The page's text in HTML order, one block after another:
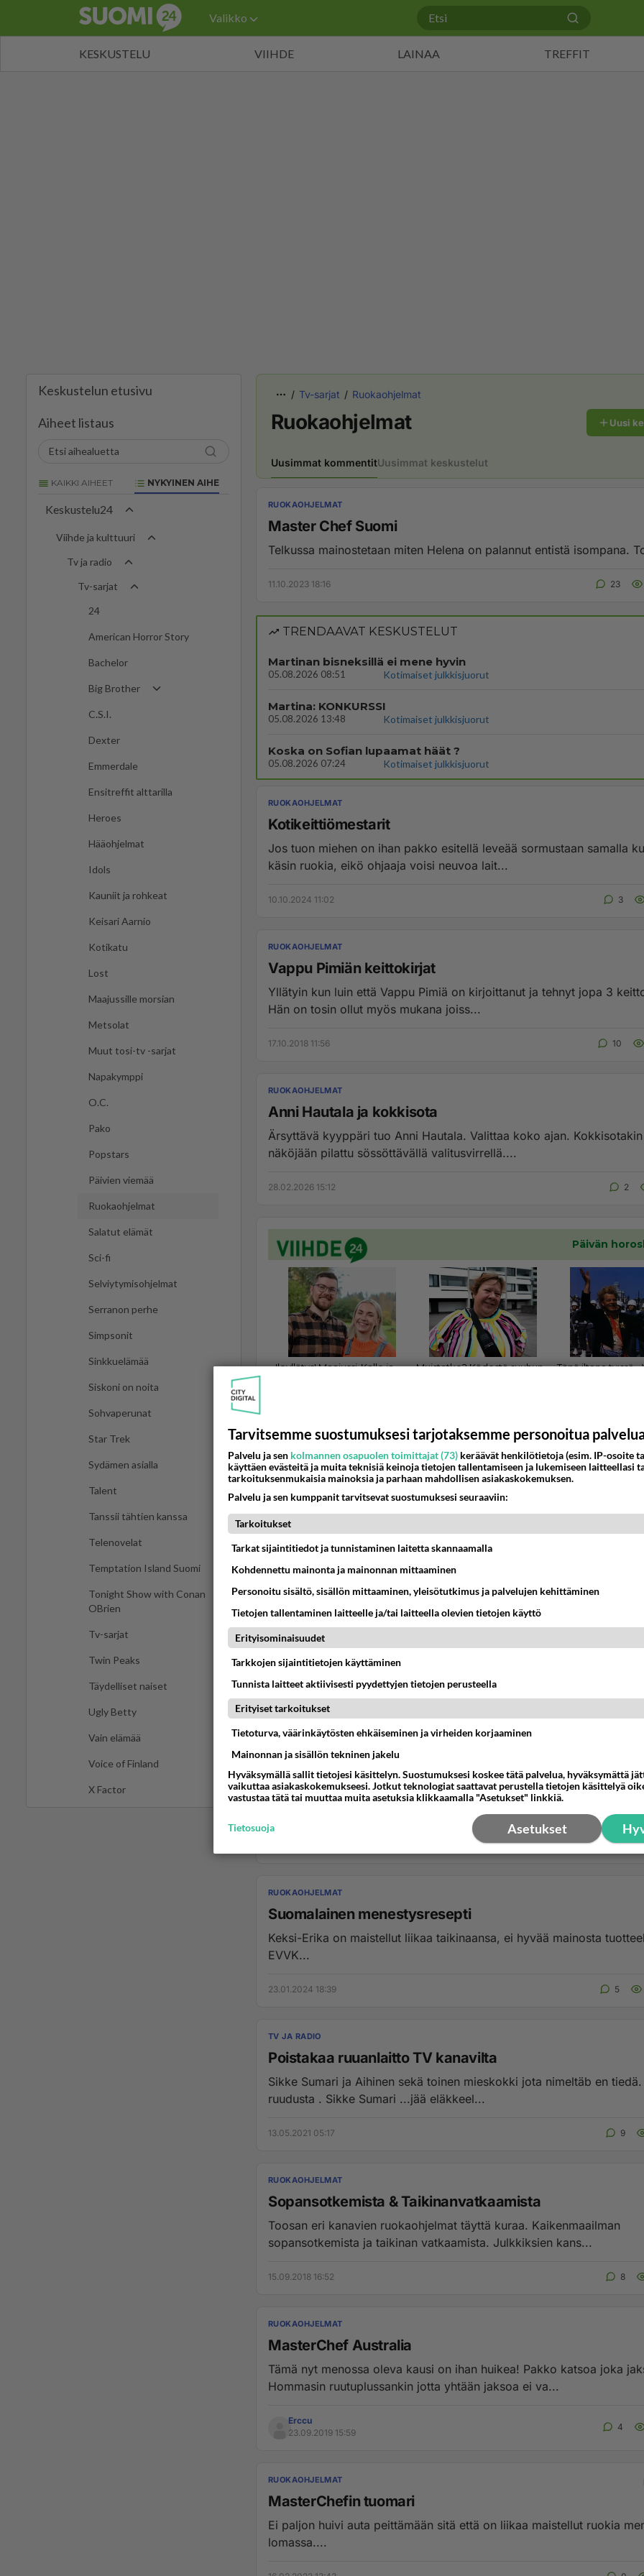
Valikko
KESKUSTELU VIIHDE LAINAA TREFFIT
Keskustelun etusivu
Aiheet listaus
KAIKKI AIHEET NYKYINEN AIHE
Keskustelu24
Viihde ja kulttuuri
Tv ja radio
Tv-sarjat
24
American Horror Story
Bachelor
Big Brother
C.S.I.
Dexter
Emmerdale
Ensitreffit alttarilla
Heroes
Hääohjelmat
Idols
Kauniit ja rohkeat
Keisari Aarnio
Kotikatu
Lost
Maajussille morsian
Metsolat
Muut tosi-tv -sarjat
Napakymppi
O.C.
Pako
Popstars
Päivien viemää
Ruokaohjelmat
Salatut elämät
Sci-fi
Selviytymisohjelmat
Serranon perhe
Simpsonit
Sinkkuelämää
Siskoni on noita
Sohvaperunat
Star Trek
Sydämen asialla
Talent
Tanssii tähtien kanssa
Telenovelat
Temptation Island Suomi
Tonight Show with Conan
OBrien
Tv-sarjat
Twin Peaks
Täydelliset naiset
Ugly Betty
Vain elämää
Voice of Finland
X Factor
Tv-sarjat Ruokaohjelmat
Ruokaohjelmat Uusi
Uusimmat kommentitUusimmat keskustelut
RUOKAOHJELMAT
Master Chef Suomi
Telkussa
11.10.2023 18:16 23
TRENDAAVAT KESKUSTELUT
Martinan bisneksillä ei mene hyvin
05.08.2026 08:51 Kotimaiset julkkisjuorut
Martina: KONKURSSI
05.08.2026 13:48 Kotimaiset julkkisjuorut
Koska on Sofian lupaamat häät ?
05.08.2026 07:24 Kotimaiset julkkisjuorut
RUOKAOHJELMAT
Kotikeittiömestarit
Jos tuon miehen on ihan pakko esitellä leveää sormustaan samalla
käsin ruokia, eikö ohjaaja voisi neuvoa lait...
10.10.2024 11:02 3
RUOKAOHJELMAT
Vappu Pimiän keittokirjat
Yllätyin kun luin että Vappu Pimiä on kirjoittanut ja tehnyt jopa 3
Hän on tosin ollut myös mukana joiss...
17.10.2018 11:56 10
RUOKAOHJELMAT
Anni Hautala ja kokkisota
Ärsyttävä kyyppäri tuo Anni Hautala. Valittaa koko ajan.
näköjään pilattu sössöttävällä valitusvirrellä....
28.02.2026 15:12 2
RUOKAOHJELMAT
Oikea ruokaohjelma
Koskas tulisi sellainen ruokaohjelma, missä oiekasti kerrottaisiin ja
miten oikeasti sitä ruokaa tehdään r...
11.05.2021 15:55
RUOKAOHJELMAT
Suomalainen menestysresepti
Keksi-Erika on maistellut liikaa taikinaansa, ei hyvää mainosta
EVVK...
23.01.2024 18:39 5
TV JA RADIO
Poistakaa ruuanlaitto TV kanavilta
Sikke Sumari ja Aihinen sekä toinen mieskokki jota nimeltäb en tiedä. Poistukaa
ruudusta . Sikke Sumari ...jää eläkkeel...
13.05.2021 05:17 9
RUOKAOHJELMAT
Sopansotkemista & Taikinanvatkaamista
Toosan eri kanavien ruokaohjelmat täyttä kuraa. Kaikenmaailman
sopansotkemista ja taikinan vatkaamista. Julkkiksien kans...
15.09.2018 16:52 8
RUOKAOHJELMAT
MasterChef Australia
Tämä nyt menossa oleva kausi on ihan huikea! Pakko katsoa joka
Hommasin ruutuplussankin jotta yhtään jaksoa ei va...
Erccu
23.09.2019 15:59
4
RUOKAOHJELMAT
MasterChefin tuomari
Ei paljon huivi auta peittämään sitä että on liikaa maistellut ruokia
lomassa....
Tarvitsemme suostumuksesi tarjotaksemme personoitua
Palvelu ja sen kolmannen osapuolen toimittajat (73) keräävät henkilötietoja (esim. IP-osoite
käyttäen evästeitä ja muita teknisiä keinoja tietojen tallentamiseen ja lukemiseen laitteellasi
tarkoituksenmukaisia mainoksia ja parhaan mahdollisen asiakaskokemuksen.
Palvelu ja sen kumppanit tarvitsevat suostumuksesi seuraaviin:
Tarkoitukset
Tarkat sijaintitiedot ja tunnistaminen laitetta skannaamalla
Kohdennettu mainonta ja mainonnan mittaaminen
Personoitu sisältö, sisällön mittaaminen, yleisötutkimus ja palvelujen kehittäminen
Tietojen tallentaminen laitteelle ja/tai laitteella olevien tietojen käyttö
Erityisominaisuudet
Tarkkojen sijaintitietojen käyttäminen
Tunnista laitteet aktiivisesti pyydettyjen tietojen perusteella
Erityiset tarkoitukset
Tietoturva, väärinkäytösten ehkäiseminen ja virheiden korjaaminen
Mainonnan ja sisällön tekninen jakelu
Hyväksymällä sallit tietojesi käsittelyn. Suostumuksesi koskee tätä palvelua, hyväksymättä
vaikuttaa asiakaskokemukseesi. Jotkut teknologiat saattavat perustella tietojen käsittelyä
vastustaa tätä tai muuttaa muita asetuksia klikkaamalla "Asetukset" linkkiä.
Asetukset
Tietosuoja